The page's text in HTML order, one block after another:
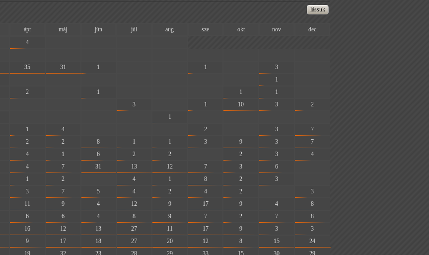
ápr máj jún júl aug sze okt nov
dec
4
35 31 1 1 3
1
2 1 1 1
3 1 10 3
2
1
1 4 2 3
7
2 2 8 1 1 3 9 3
7
4 1 6 2 2 2 3
4
4 7 31 13 12 7 3 6
1 2 4 1 8 2 3
3 7 5 4 2 4 2
3
11 9 4 12 9 17 9 4
8
6 6 4 8 9 7 2 7
8
16 12 13 27 11 17 9 3
3
9 17 18 27 20 12 8 15
24
19 32 23 28 29 33 15 30
29